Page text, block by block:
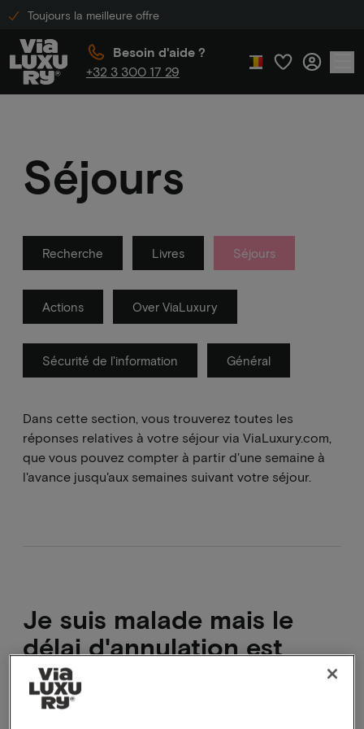
Toujours la meilleure offre
Besoin d'aide ?
+32 3 300 17 29
Séjours
Recherche Livres Séjours
Actions Over ViaLuxury
Sécurité de l'information Général
Dans cette section, vous trouverez toutes les
réponses relatives à votre séjour via ViaLuxury.com,
que vous pouvez compter à partir d'une semaine à
l'avance jusqu'aux semaines suivant votre séjour.
Je suis malade mais le
délai d'annulation est
expiré